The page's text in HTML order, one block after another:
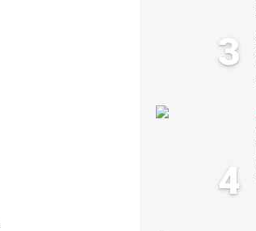
3
4